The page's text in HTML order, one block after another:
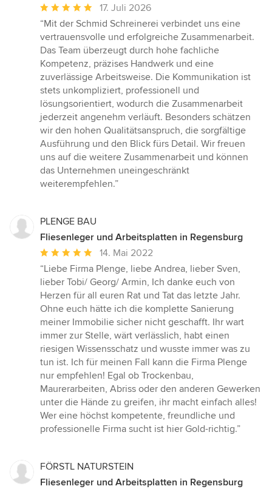
Durchschnittliche
Bewertung:
5
von
5
Sternen
17. Juli 2026
“Mit der Schmid Schreinerei verbindet uns eine
vertrauensvolle und erfolgreiche Zusammenarbeit.
Das Team überzeugt durch hohe fachliche
Kompetenz, präzises Handwerk und eine
zuverlässige Arbeitsweise. Die Kommunikation ist
stets unkompliziert, professionell und
lösungsorientiert, wodurch die Zusammenarbeit
jederzeit angenehm verläuft. Besonders schätzen
wir den hohen Qualitätsanspruch, die sorgfältige
Ausführung und den Blick fürs Detail. Wir freuen
uns auf die weitere Zusammenarbeit und können
das Unternehmen uneingeschränkt
weiterempfehlen.”
PLENGE BAU
Fliesenleger und Arbeitsplatten in Regensburg
Durchschnittliche
Bewertung:
5
von
5
Sternen
14. Mai 2022
“Liebe Firma Plenge, liebe Andrea, lieber Sven,
lieber Tobi/ Georg/ Armin, Ich danke euch von
Herzen für all euren Rat und Tat das letzte Jahr.
Ohne euch hätte ich die komplette Sanierung
meiner Immobilie sicher nicht geschafft. Ihr wart
immer zur Stelle, wärt verlässlich, habt einen
riesigen Wissensschatz und wusste immer was zu
tun ist. Ich für meinen Fall kann die Firma Plenge
nur empfehlen! Egal ob Trockenbau,
Maurerarbeiten, Abriss oder den anderen Gewerken
unter die Hände zu greifen, ihr macht einfach alles!
Wer eine höchst kompetente, freundliche und
professionelle Firma sucht ist hier Gold-richtig.”
FÖRSTL NATURSTEIN
Fliesenleger und Arbeitsplatten in Regensburg